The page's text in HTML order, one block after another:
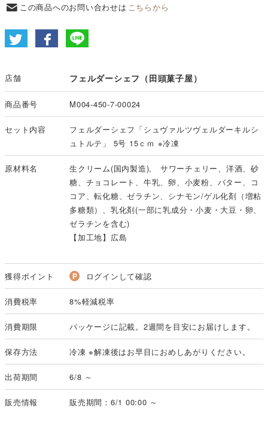
この商品へのお問い合わせは こちらから
店舗 フェルダーシェフ（田頭菓子屋）
商品番号 M004-450-7-00024
セット内容
フェルダーシェフ「シュヴァルツヴェルダーキルシ
ュトルテ」 5号 15ｃｍ ※冷凍
原材料名
生クリーム(国内製造), サワーチェリー、洋酒、砂
糖、チョコレート、牛乳、卵、小麦粉、バター、コ
コア、転化糖、ゼラチン、シナモン/ゲル化剤（増粘
多糖類）、乳化剤(一部に乳成分・小麦・大豆・卵、
ゼラチンを含む)
【加工地】広島
獲得ポイント ログインして確認
消費税率 8%軽減税率
消費期限 パッケージに記載。2週間を目安にお届けします。
保存方法 冷凍 ※解凍後はお早目におめしあがりください。
出荷期間 6/8 ～
販売情報 販売期間：6/1 00:00 ～